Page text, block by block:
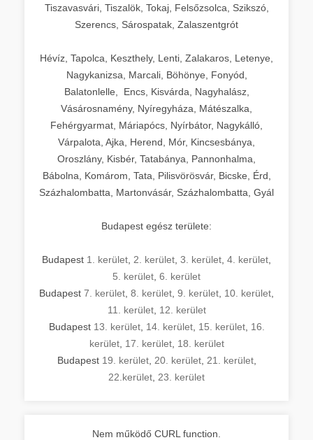
Tiszavasvári, Tiszalök, Tokaj, Felsőzsolca, Szikszó,
Szerencs, Sárospatak, Zalaszentgrót
Hévíz, Tapolca, Keszthely, Lenti, Zalakaros, Letenye,
Nagykanizsa, Marcali, Böhönye, Fonyód,
Balatonlelle, Encs, Kisvárda, Nagyhalász,
Vásárosnamény, Nyíregyháza, Mátészalka,
Fehérgyarmat, Máriapócs, Nyírbátor, Nagykálló,
Várpalota, Ajka, Herend, Mór, Kincsesbánya,
Oroszlány, Kisbér, Tatabánya, Pannonhalma,
Bábolna, Komárom, Tata, Pilisvörösvár, Bicske, Érd,
Százhalombatta, Martonvásár, Százhalombatta, Gyál
Budapest egész területe:
Budapest 1. kerület 2. kerület 3. kerület 4. kerület
5. kerület 6. kerület
Budapest 7. kerület 8. kerület 9. kerület 10. kerület
11. kerület, 12. kerület
Budapest 13. kerület, 14. kerület, 15. kerület, 16.
kerület, 17. kerület, 18. kerület
Budapest 19. kerület, 20. kerület, 21. kerület,
22.kerület 23. kerület
Nem működő CURL function.